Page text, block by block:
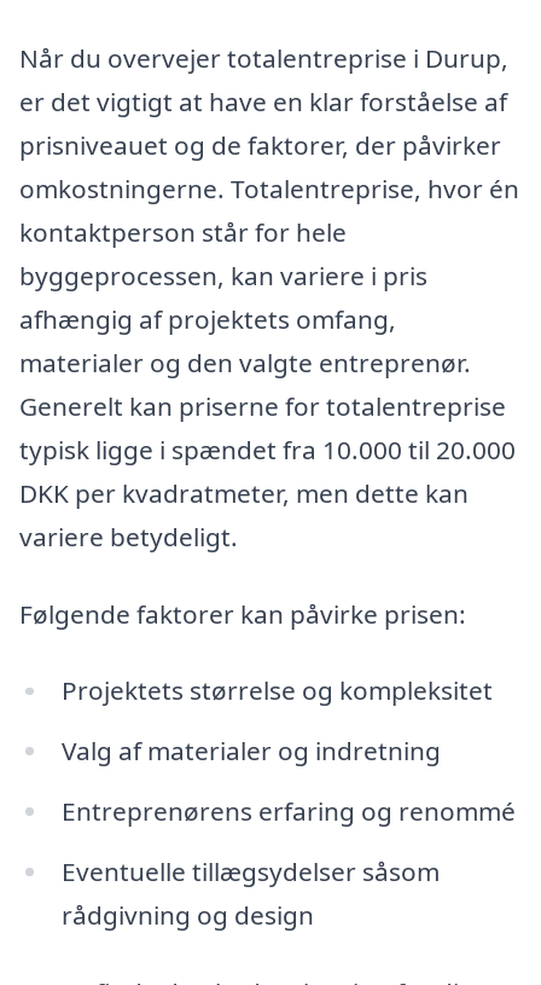
Når du overvejer totalentreprise i Durup,
er det vigtigt at have en klar forståelse af
prisniveauet og de faktorer, der påvirker
omkostningerne. Totalentreprise, hvor én
kontaktperson står for hele
byggeprocessen, kan variere i pris
afhængig af projektets omfang,
materialer og den valgte entreprenør.
Generelt kan priserne for totalentreprise
typisk ligge i spændet fra 10.000 til 20.000
DKK per kvadratmeter, men dette kan
variere betydeligt.
Følgende faktorer kan påvirke prisen:
Projektets størrelse og kompleksitet
Valg af materialer og indretning
Entreprenørens erfaring og renommé
Eventuelle tillægsydelser såsom
rådgivning og design